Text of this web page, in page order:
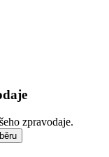
zpravodaje.